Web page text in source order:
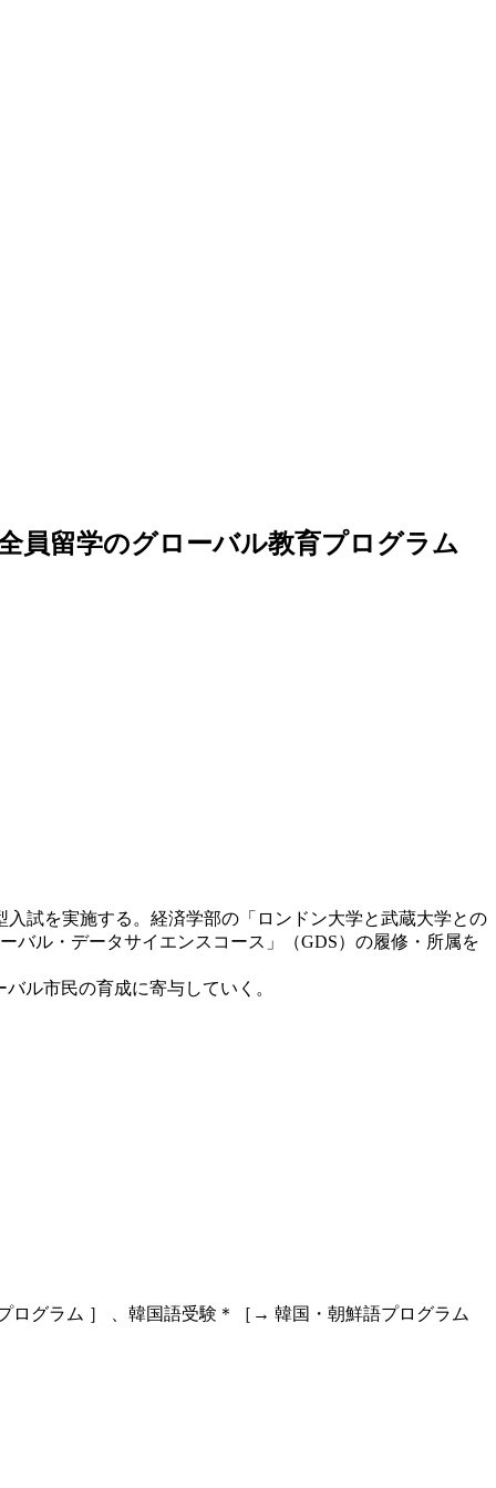
員留学のグローバル教育プログラム
試を実施する。経済学部の「ロンドン大学と武蔵大学との
バル・データサイエンスコース」（GDS）の履修・所属を
ル市民の育成に寄与していく。
グラム ］ 、韓国語受験＊［→ 韓国・朝鮮語プログラム